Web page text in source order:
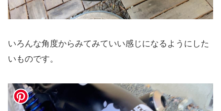
いろんな角度からみてみていい感じになるようにした
いものです。